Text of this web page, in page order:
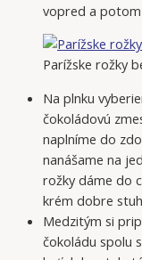
vopred a
Parížske rožky
Na plnku
čokoládovú
naplníme do
nanášame na
rožky dáme do
krém dobre
Medzitým si
čokoládu spolu